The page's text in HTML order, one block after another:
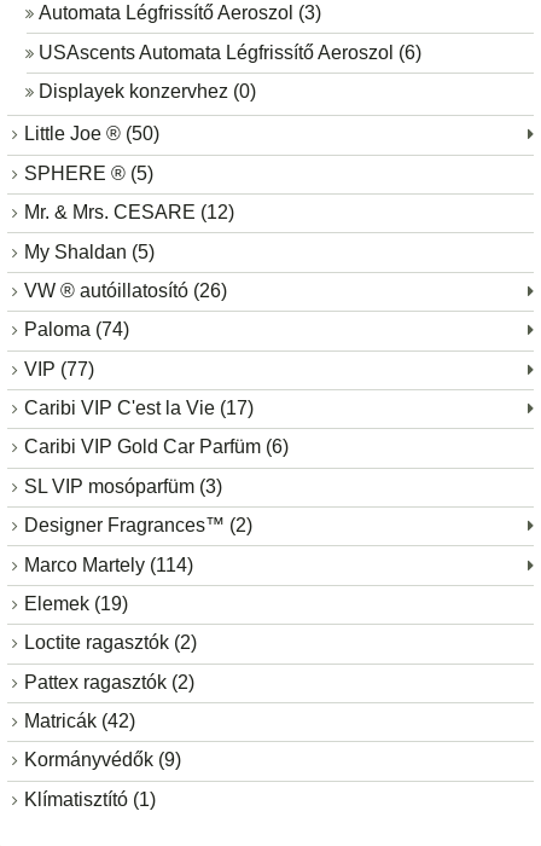
Automata Légfrissítő Aeroszol (3)
USAscents Automata Légfrissítő Aeroszol (6)
Displayek konzervhez (0)
Little Joe ® (50)
SPHERE ® (5)
Mr. & Mrs. CESARE (12)
My Shaldan (5)
VW ® autóillatosító (26)
Paloma (74)
VIP (77)
Caribi VIP C'est la Vie (17)
Caribi VIP Gold Car Parfüm (6)
SL VIP mosóparfüm (3)
Designer Fragrances™ (2)
Marco Martely (114)
Elemek (19)
Loctite ragasztók (2)
Pattex ragasztók (2)
Matricák (42)
Kormányvédők (9)
Klímatisztító (1)